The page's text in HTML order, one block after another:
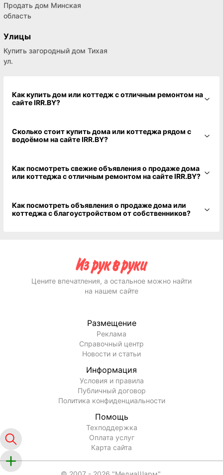
Продать дом Минская
область
Улицы
Купить загородный дом Тихая
ул.
Как купить дом или коттедж с отличным ремонтом на
сайте IRR.BY?
Сколько стоит купить дома или коттеджа рядом с
водоёмом на сайте IRR.BY?
Как посмотреть свежие объявления о продаже дома
или коттеджа с отличным ремонтом на сайте IRR.BY?
Как посмотреть объявления о продаже дома или
коттеджа с благоустройством от собственников?
Цените впечатления, а остальное можно найти
на нашем сайте
Размещение
Реклама
Справочный центр
Новости и статьи
Информация
Условия и правила
Публичный договор
Политика конфиденциальности
Помощь
Техподдержка
Оплата услуг
Карта сайта